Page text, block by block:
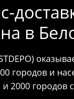
в
городов и
и 2000 городов